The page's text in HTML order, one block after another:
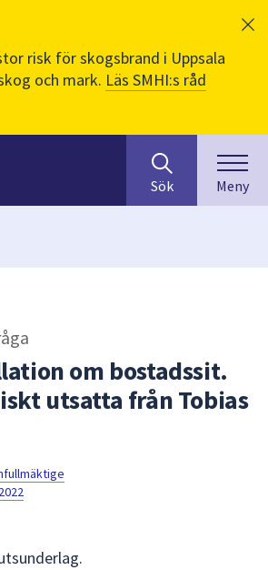
risk för skogsbrand i Uppsala
och mark. Läs SMHI:s råd
efter
innehåll
på
sökfältet
kommer
sökförslag
Sök Meny
om bostadssit.
utsatta från Tobias